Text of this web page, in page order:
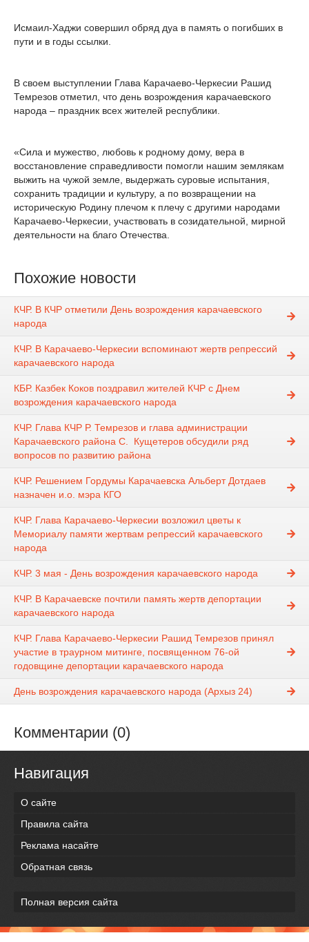
Исмаил-Хаджи совершил обряд дуа в память о погибших в
пути и в годы ссылки.
В своем выступлении Глава Карачаево-Черкесии Рашид
Темрезов отметил, что день возрождения карачаевского
народа – праздник всех жителей республики.
«Сила и мужество, любовь к родному дому, вера в
восстановление справедливости помогли нашим землякам
выжить на чужой земле, выдержать суровые испытания,
сохранить традиции и культуру, а по возвращении на
историческую Родину плечом к плечу с другими народами
Карачаево-Черкесии, участвовать в созидательной, мирной
деятельности на благо Отечества.
Похожие новости
КЧР. В КЧР отметили День возрождения карачаевского
народа
КЧР. В Карачаево-Черкесии вспоминают жертв репрессий
карачаевского народа
КБР. Казбек Коков поздравил жителей КЧР с Днем
возрождения карачаевского народа
КЧР. Глава КЧР Р. Темрезов и глава администрации
Карачаевского района С. ​ Кущетеров обсудили ряд
вопросов по развитию района
КЧР. Решением Гордумы Карачаевска Альберт Дотдаев
назначен и.о. мэра КГО
КЧР. Глава Карачаево-Черкесии возложил цветы к
Мемориалу памяти жертвам репрессий карачаевского
народа
КЧР. 3 мая - День возрождения карачаевского народа
КЧР. В Карачаевске почтили память жертв депортации
карачаевского народа
КЧР. Глава Карачаево-Черкесии Рашид Темрезов принял
участие в траурном митинге, посвященном 76-ой
годовщине депортации карачаевского народа
День возрождения карачаевского народа (Архыз 24)
Комментарии (0)
Навигация
О сайте
Правила сайта
Реклама насайте
Обратная связь
Полная версия сайта